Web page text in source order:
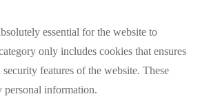
essential for the website to
only includes cookies that ensures
features of the website. These
personal information.